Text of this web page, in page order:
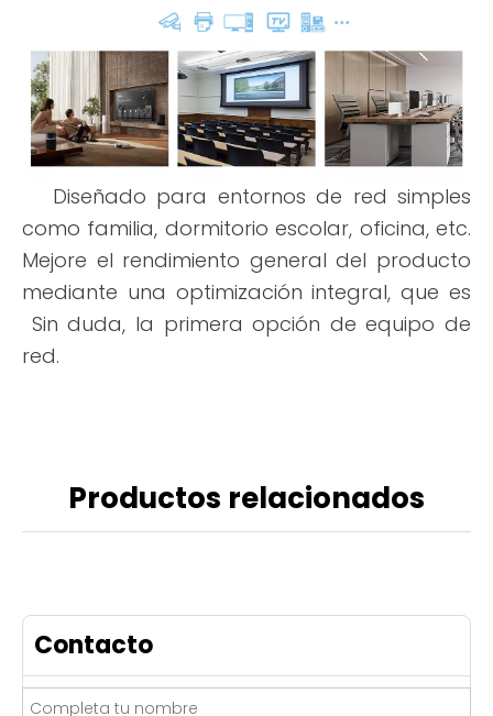
Diseñado para entornos de red simples
como familia, dormitorio escolar, oficina, etc.
Mejore el rendimiento general del producto
mediante una optimización integral, que es
Sin duda, la primera opción de equipo de
red.
Productos relacionados
Contacto